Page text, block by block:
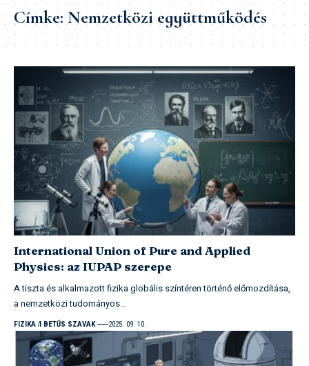
Címke:Nemzetközi együttműködés
International Union of Pure and Applied
Physics: az IUPAP szerepe
A tiszta és alkalmazott fizika globális színtéren történő előmozdítása,
a nemzetközi tudományos…
FIZIKA I BETŰS SZAVAK 2025. 09. 10.